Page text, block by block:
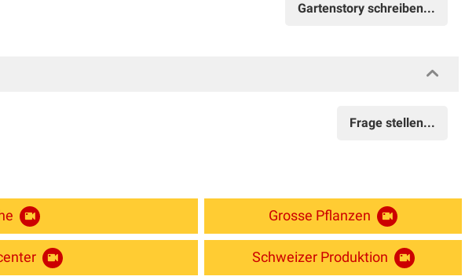
Gartenstory schreiben...
Frage stellen...
Grosse Pflanzen
Schweizer Produktion